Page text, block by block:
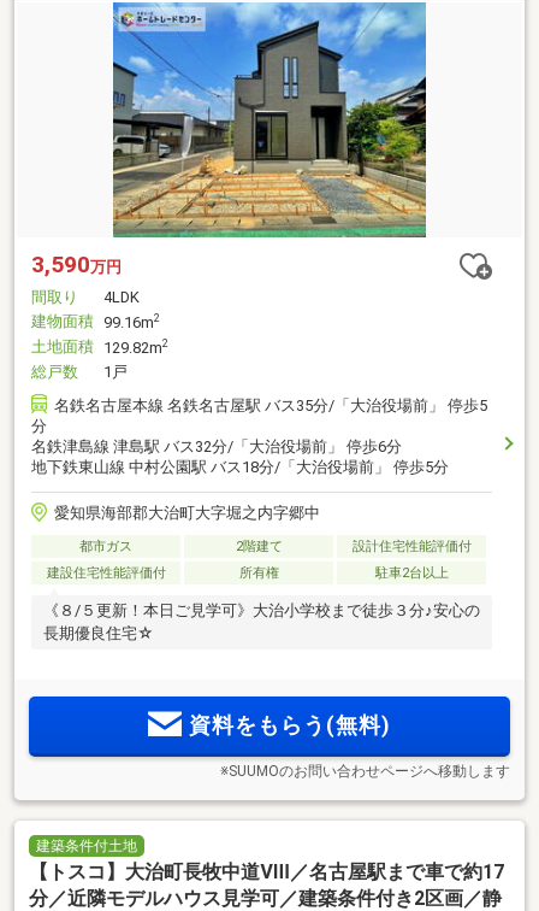
3,590万円
間取り
4LDK
建物面積 99.16m2
土地面積 129.82m2
総戸数
1戸
名鉄名古屋本線 名鉄名古屋駅 バス35分/「大治役場前」 停歩5
分
名鉄津島線 津島駅 バス32分/「大治役場前」 停歩6分
地下鉄東山線 中村公園駅 バス18分/「大治役場前」 停歩5分
愛知県海部郡大治町大字堀之内字郷中
都市ガス 2階建て
設計住宅性能評価付
建設住宅性能評価付
所有権 駐車2台以上
《８/５更新！本日ご見学可》大治小学校まで徒歩３分♪安心の
長期優良住宅☆
資料をもらう(無料)
※SUUMOのお問い合わせページへ移動します
建築条件付土地
【トスコ】大治町長牧中道Ⅷ／名古屋駅まで車で約17
分／近隣モデルハウス見学可／建築条件付き2区画／静